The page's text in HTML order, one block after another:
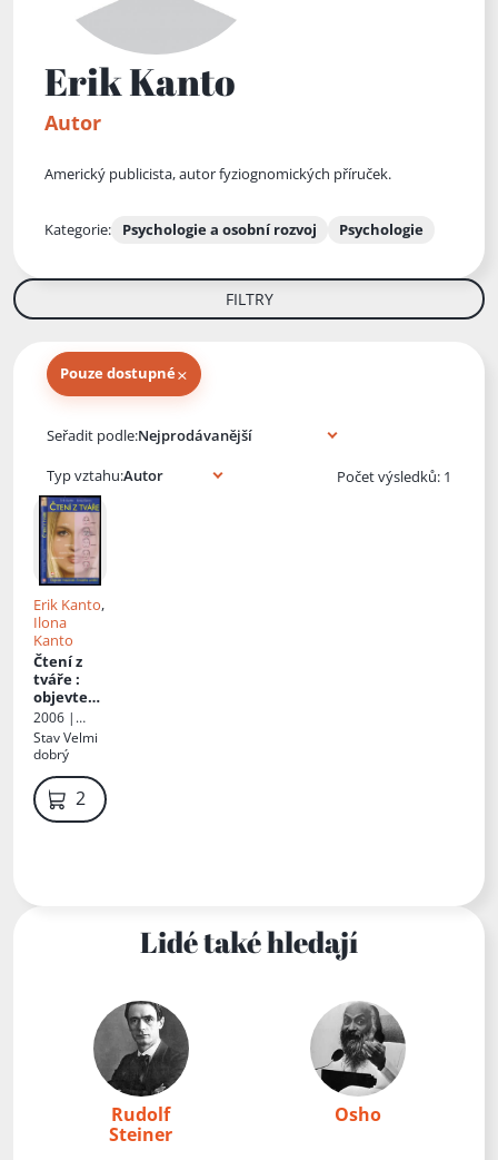
Erik Kanto
Autor
Americký publicista, autor fyziognomických příruček.
Kategorie: Psychologie a osobní rozvoj Psychologie
FILTRY
Pouze dostupné×
Seřadit podle:
Typ vztahu:
Počet výsledků: 1
Erik Kanto,
Ilona
Kanto
Čtení z
tváře:
objevte
moudrost
čínského
umění
2006 |
Alpress
StavVelmi
dobrý
219 Kč
Lidé také hledají
Rudolf
Steiner
Osho